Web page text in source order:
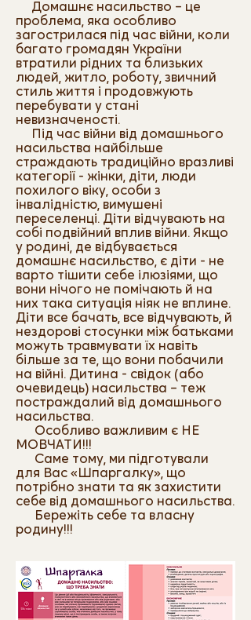
Домашнє насильство – це
проблема, яка особливо
загострилася під час війни, коли
багато громадян України
втратили рідних та близьких
людей, житло, роботу, звичний
стиль життя і продовжують
перебувати у стані
невизначеності.
Під час війни від домашнього
насильства найбільше
страждають традиційно вразливі
категорії - жінки, діти, люди
похилого віку, особи з
інвалідністю, вимушені
переселенці. Діти відчувають на
собі подвійний вплив війни. Якщо
у родині, де відбувається
домашнє насильство, є діти - не
варто тішити себе ілюзіями, що
вони нічого не помічають й на
них така ситуація ніяк не вплине.
Діти все бачать, все відчувають, й
нездорові стосунки між батьками
можуть травмувати їх навіть
більше за те, що вони побачили
на війні. Дитина - свідок (або
очевидець) насильства – теж
постраждалий від домашнього
насильства.
Особливо важливим є НЕ
МОВЧАТИ!!!
Саме тому, ми підготували
для Вас «Шпаргалку», що
потрібно знати та як захистити
себе від домашнього насильства.
Бережіть себе та власну
родину!!!